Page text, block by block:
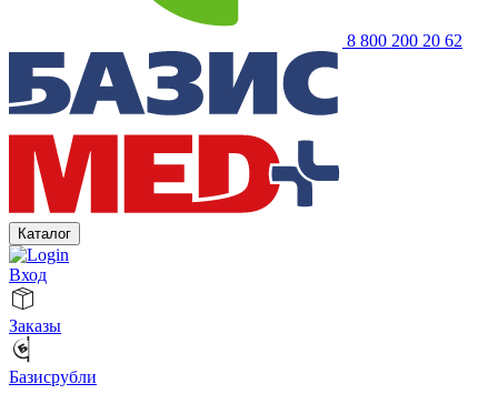
8 800 200 20 62
Каталог
Вход
Заказы
Базисрубли